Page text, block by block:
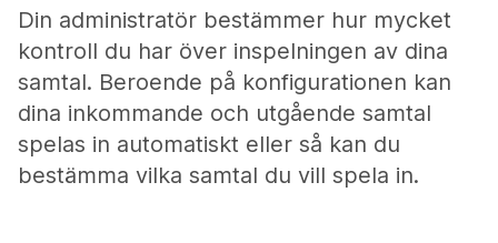
Din administratör bestämmer hur mycket
kontroll du har över inspelningen av dina
samtal. Beroende på konfigurationen kan
dina inkommande och utgående samtal
spelas in automatiskt eller så kan du
bestämma vilka samtal du vill spela in.